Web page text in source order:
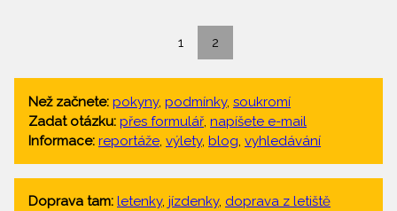
1 2
Než začnete: pokyny, podmínky, soukromí
Zadat otázku: přes formulář, napíšete e-mail
Informace: reportáže, výlety, blog, vyhledávání
Doprava tam: letenky, jízdenky, doprava z letiště